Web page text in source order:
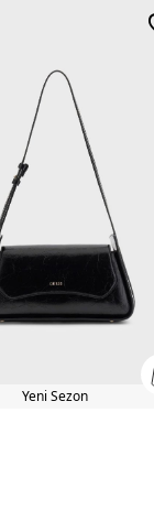
Yeni Sezon